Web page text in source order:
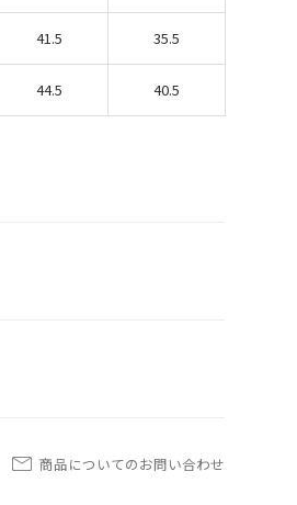
41.5 35.5
44.5 40.5
商品についてのお問い合わせ